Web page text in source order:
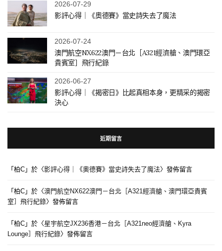
2026-07-29
影評心得｜《奧德賽》當史詩失去了魔法
2026-07-24
澳門航空NX622澳門－台北［A321經濟艙、澳門環亞
貴賓室］飛行紀錄
2026-06-27
影評心得｜《揭密日》比起真相本身，更精采的揭密
決心
近期留言
「 柏C 」於〈影評心得｜《奧德賽》當史詩失去了魔法〉發佈留言
「 柏C 」於〈澳門航空NX622澳門－台北［A321經濟艙、澳門環亞貴賓
室］飛行紀錄〉發佈留言
「 柏C 」於〈星宇航空JX236香港－台北［A321neo經濟艙、Kyra
Lounge］飛行紀錄〉發佈留言